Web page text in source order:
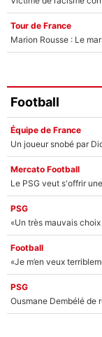
Tour de France
Marion Rousse : Le
Football
Équipe de France
Mercato Football
PSG
Football
PSG